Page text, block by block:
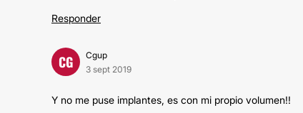
Responder
CG
Cgup
3 sept 2019
Y no me puse implantes, es con mi propio volumen!!